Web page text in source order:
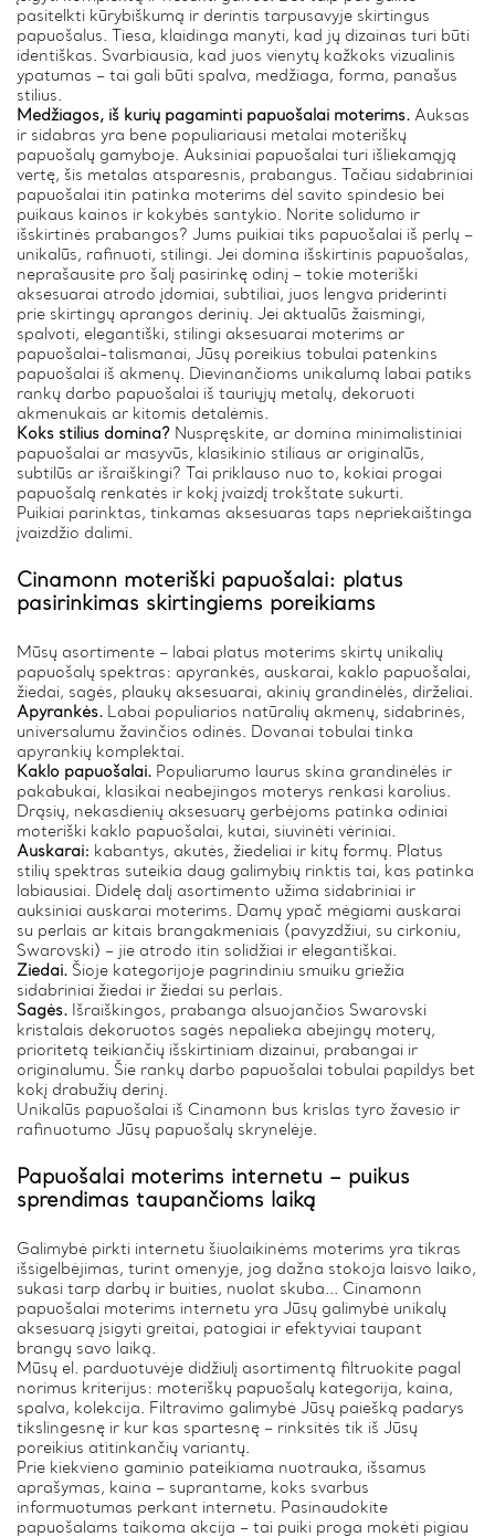
pasitelkti kūrybiškumą ir derintis tarpusavyje skirtingus
papuošalus. Tiesa, klaidinga manyti, kad jų dizainas turi būti
identiškas. Svarbiausia, kad juos vienytų kažkoks vizualinis
ypatumas – tai gali būti spalva, medžiaga, forma, panašus
stilius.
Medžiagos, iš kurių pagaminti papuošalai moterims. Auksas
ir sidabras yra bene populiariausi metalai moteriškų
papuošalų gamyboje. Auksiniai papuošalai turi išliekamąją
vertę, šis metalas atsparesnis, prabangus. Tačiau sidabriniai
papuošalai itin patinka moterims dėl savito spindesio bei
puikaus kainos ir kokybės santykio. Norite solidumo ir
išskirtinės prabangos? Jums puikiai tiks papuošalai iš perlų –
unikalūs, rafinuoti, stilingi. Jei domina išskirtinis papuošalas,
neprašausite pro šalį pasirinkę odinį – tokie moteriški
aksesuarai atrodo įdomiai, subtiliai, juos lengva priderinti
prie skirtingų aprangos derinių. Jei aktualūs žaismingi,
spalvoti, elegantiški, stilingi aksesuarai moterims ar
papuošalai-talismanai, Jūsų poreikius tobulai patenkins
papuošalai iš akmenų. Dievinančioms unikalumą labai patiks
rankų darbo papuošalai iš tauriųjų metalų, dekoruoti
akmenukais ar kitomis detalėmis.
Koks stilius domina? Nuspręskite, ar domina minimalistiniai
papuošalai ar masyvūs, klasikinio stiliaus ar originalūs,
subtilūs ar išraiškingi? Tai priklauso nuo to, kokiai progai
papuošalą renkatės ir kokį įvaizdį trokštate sukurti.
Puikiai parinktas, tinkamas aksesuaras taps nepriekaištinga
įvaizdžio dalimi.
Cinamonn moteriški papuošalai: platus
pasirinkimas skirtingiems poreikiams
Mūsų asortimente – labai platus moterims skirtų unikalių
papuošalų spektras: apyrankės, auskarai, kaklo papuošalai,
žiedai, sagės, plaukų aksesuarai, akinių grandinėlės, dirželiai.
Apyrankės. Labai populiarios natūralių akmenų, sidabrinės,
universalumu žavinčios odinės. Dovanai tobulai tinka
apyrankių komplektai.
Kaklo papuošalai. Populiarumo laurus skina grandinėlės ir
pakabukai, klasikai neabejingos moterys renkasi karolius.
Drąsių, nekasdienių aksesuarų gerbėjoms patinka odiniai
moteriški kaklo papuošalai, kutai, siuvinėti vėriniai.
Auskarai: kabantys, akutės, žiedeliai ir kitų formų. Platus
stilių spektras suteikia daug galimybių rinktis tai, kas patinka
labiausiai. Didelę dalį asortimento užima sidabriniai ir
auksiniai auskarai moterims. Damų ypač mėgiami auskarai
su perlais ar kitais brangakmeniais (pavyzdžiui, su cirkoniu,
Swarovski) – jie atrodo itin solidžiai ir elegantiškai.
Žiedai. Šioje kategorijoje pagrindiniu smuiku griežia
sidabriniai žiedai ir žiedai su perlais.
Sagės. Išraiškingos, prabanga alsuojančios Swarovski
kristalais dekoruotos sagės nepalieka abejingų moterų,
prioritetą teikiančių išskirtiniam dizainui, prabangai ir
originalumu. Šie rankų darbo papuošalai tobulai papildys bet
kokį drabužių derinį.
Unikalūs papuošalai iš Cinamonn bus krislas tyro žavesio ir
rafinuotumo Jūsų papuošalų skrynelėje.
Papuošalai moterims internetu – puikus
sprendimas taupančioms laiką
Galimybė pirkti internetu šiuolaikinėms moterims yra tikras
išsigelbėjimas, turint omenyje, jog dažna stokoja laisvo laiko,
sukasi tarp darbų ir buities, nuolat skuba... Cinamonn
papuošalai moterims internetu yra Jūsų galimybė unikalų
aksesuarą įsigyti greitai, patogiai ir efektyviai taupant
brangų savo laiką.
Mūsų el. parduotuvėje didžiulį asortimentą filtruokite pagal
norimus kriterijus: moteriškų papuošalų kategorija, kaina,
spalva, kolekcija. Filtravimo galimybė Jūsų paiešką padarys
tikslingesnę ir kur kas spartesnę – rinksitės tik iš Jūsų
poreikius atitinkančių variantų.
Prie kiekvieno gaminio pateikiama nuotrauka, išsamus
aprašymas, kaina – suprantame, koks svarbus
informuotumas perkant internetu. Pasinaudokite
papuošalams taikoma akcija – tai puiki proga mokėti pigiau